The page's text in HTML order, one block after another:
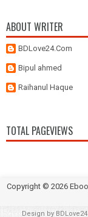
ABOUT WRITER
BDLove24.Com
Bipul ahmed
Raihanul Haque
TOTAL PAGEVIEWS
Copyright © 2026
Design by